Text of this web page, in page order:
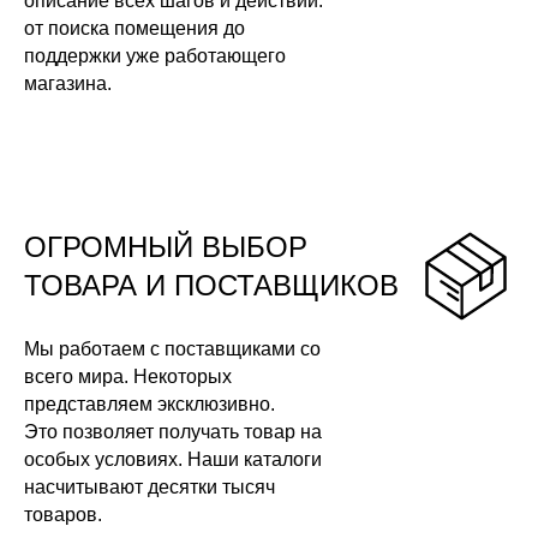
от поиска помещения до
поддержки уже работающего
магазина.
ОГРОМНЫЙ ВЫБОР
ТОВАРА И ПОСТАВЩИКОВ
Мы работаем с поставщиками со
всего мира. Некоторых
представляем эксклюзивно.
Это позволяет получать товар на
особых условиях. Наши каталоги
насчитывают десятки тысяч
товаров.